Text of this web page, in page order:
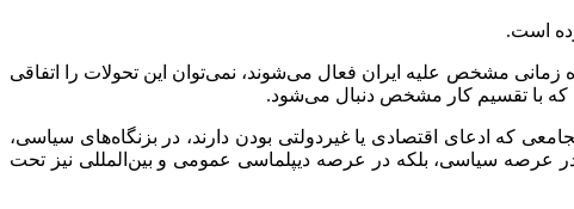
است.
زمانی مشخص علیه ایران فعال می‌شوند، نمی‌توان این تحولات را اتفاقی
که با تقسیم کار مشخص دنبال می‌شود.
ادعای اقتصادی یا غیردولتی بودن دارند، در بزنگاه‌های سیاسی،
عرصه سیاسی، بلکه در عرصه دیپلماسی عمومی و بین‌المللی نیز تحت